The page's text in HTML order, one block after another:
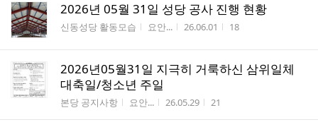
2026년 05월 31일 성당 공사 진행 현황
게시판명
신동성당 활동모습 작성자
요안... 작성시간
26.06.01 조회수
18
2026년05월31일 지극히 거룩하신 삼위일체
대축일/청소년 주일
게시판명
본당 공지사항 작성자
요안... 작성시간
26.05.29 조회수
21